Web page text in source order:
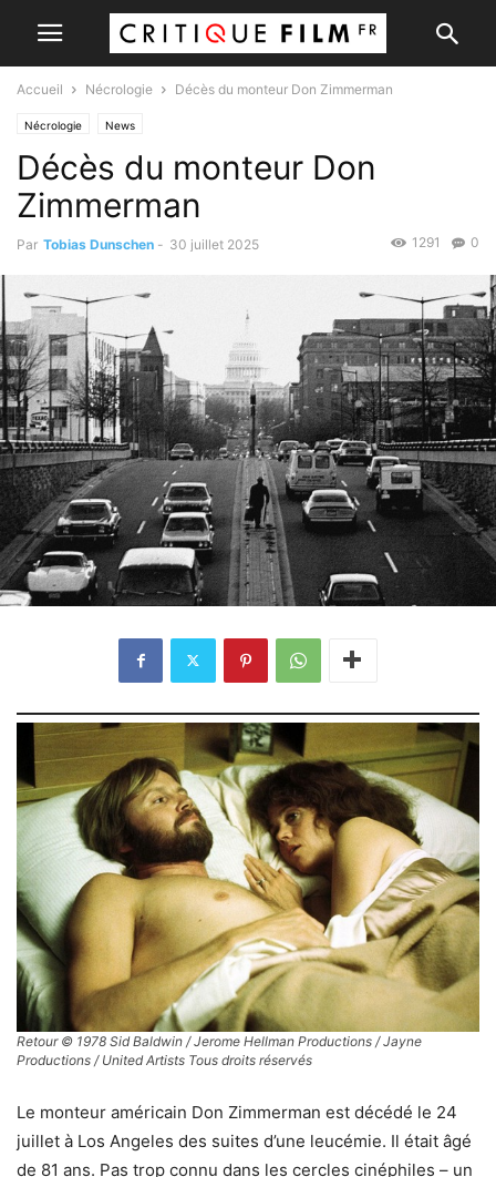
Accueil Nécrologie Décès du monteur Don Zimmerman
Nécrologie News
Décès du monteur Don
Zimmerman
Par Tobias Dunschen - 30 juillet 2025 0
1291
Retour © 1978 Sid Baldwin / Jerome Hellman Productions / Jayne
Productions / United Artists Tous droits réservés
Le monteur américain Don Zimmerman est décédé le 24
juillet à Los Angeles des suites d’une leucémie. Il était âgé
de 81 ans. Pas trop connu dans les cercles cinéphiles – un